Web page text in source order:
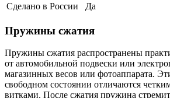
Сделано в России
Да
Пружины сжатия
Пружины сжатия распространены
от автомобильной подвески или
магазинных весов или фотоаппарата.
свободном состоянии отличаются
витками. После сжатия пружина